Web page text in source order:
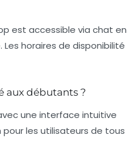
est accessible via chat en
horaires de disponibilité
aux débutants ?
une interface intuitive
les utilisateurs de tous